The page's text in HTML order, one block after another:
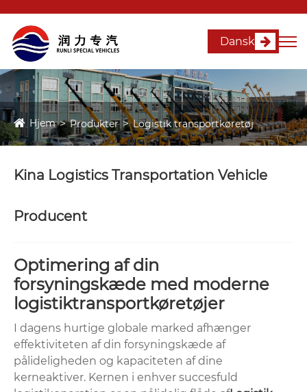
Dansk
Hjem Produkter Logistik transportkøretøj
Kina Logistics Transportation Vehicle
Producent
Optimering af din
forsyningskæde med moderne
logistiktransportkøretøjer
I dagens hurtige globale marked afhænger
effektiviteten af ​​din forsyningskæde af
pålideligheden og kapaciteten af ​​dine
kerneaktiver. Kernen i enhver succesfuld